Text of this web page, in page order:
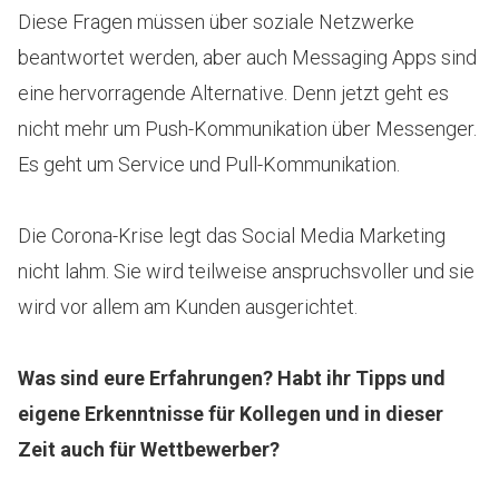
Diese Fragen müssen über soziale Netzwerke
beantwortet werden, aber auch Messaging Apps sind
eine hervorragende Alternative. Denn jetzt geht es
nicht mehr um Push-Kommunikation über Messenger.
Es geht um Service und Pull-Kommunikation.
Die Corona-Krise legt das Social Media Marketing
nicht lahm. Sie wird teilweise anspruchsvoller und sie
wird vor allem am Kunden ausgerichtet.
Was sind eure Erfahrungen? Habt ihr Tipps und
eigene Erkenntnisse für Kollegen und in dieser
Zeit auch für Wettbewerber?